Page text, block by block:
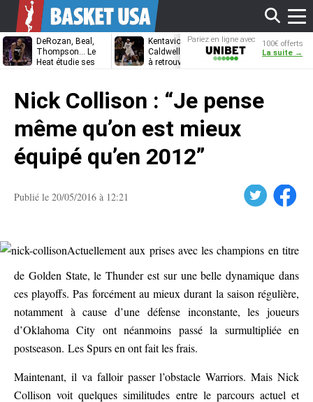
DeRozan, Beal,
Thompson… Le
Heat étudie ses
Kentavious
Caldwell-Pope prêt
à retrouver LeBron
Jonathan
Kuminga, le
Pariez en ligne avec
Unibet
100€ offerts
La suite →
Nick Collison : “Je pense
même qu’on est mieux
équipé qu’en 2012”
Publié le 20/05/2016 à 12:21 Facebook
Actuellement aux prises avec les champions en titre
de Golden State, le Thunder est sur une belle dynamique dans
ces playoffs. Pas forcément au mieux durant la saison régulière,
notamment à cause d’une défense inconstante, les joueurs
d’Oklahoma City ont néanmoins passé la surmultipliée en
postseason. Les Spurs en ont fait les frais.
Maintenant, il va falloir passer l’obstacle Warriors. Mais Nick
Collison voit quelques similitudes entre le parcours actuel et